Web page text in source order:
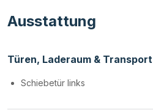
Ausstattung
Türen, Laderaum & Transport
Schiebetür links